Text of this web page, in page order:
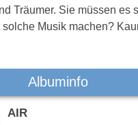
Träumer. Sie müssen es
Musik machen?
Albuminfo
AIR